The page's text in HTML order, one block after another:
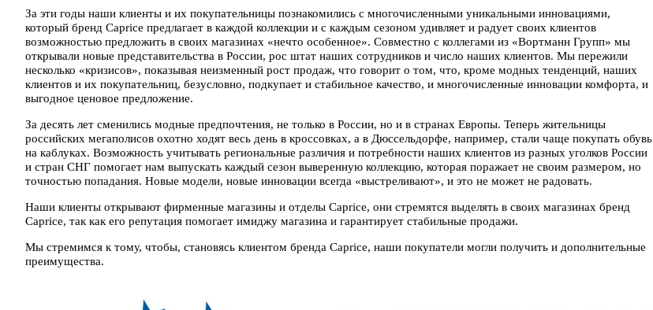
За эти годы наши клиенты и их покупательницы познакомились c многочисленными уникальными инновациями,
который бренд Caprice предлагает в каждой коллекции и с каждым сезоном удивляет и радует своих клиентов
возможностью предложить в своих магазинах «нечто особенное». Совместно с коллегами из «Вортманн Групп» мы
открывали новые представительства в России, рос штат наших сотрудников и число наших клиентов. Мы пережили
несколько «кризисов», показывая неизменный рост продаж, что говорит о том, что, кроме модных тенденций, наших
клиентов и их покупательниц, безусловно, подкупает и стабильное качество, и многочисленные инновации комфорта, и
выгодное ценовое предложение.
За десять лет сменились модные предпочтения, не только в России, но и в странах Европы. Теперь жительницы
российских мегаполисов охотно ходят весь день в кроссовках, а в Дюссельдорфе, например, стали чаще покупать обувь
на каблуках. Возможность учитывать региональные различия и потребности наших клиентов из разных уголков России
и стран СНГ помогает нам выпускать каждый сезон выверенную коллекцию, которая поражает не своим размером, но
точностью попадания. Новые модели, новые инновации всегда «выстреливают», и это не может не радовать.
Наши клиенты открывают фирменные магазины и отделы Caprice, они стремятся выделять в своих магазинах бренд
Caprice, так как его репутация помогает имиджу магазина и гарантирует стабильные продажи.
Мы стремимся к тому, чтобы, становясь клиентом бренда Caprice, наши покупатели могли получить и дополнительные
преимущества.